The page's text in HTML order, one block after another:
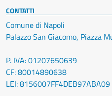
CONTATTI
Comune di Napoli
Palazzo San Giacomo, Piazza
P. IVA: 01207650639
CF: 80014890638
LEI: 8156007FF4DEB97ABA09